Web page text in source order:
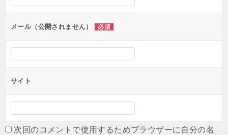
ンメール（公開されません） 必須
サイト
次回のコメントで使用するためブラウザーに自分の名